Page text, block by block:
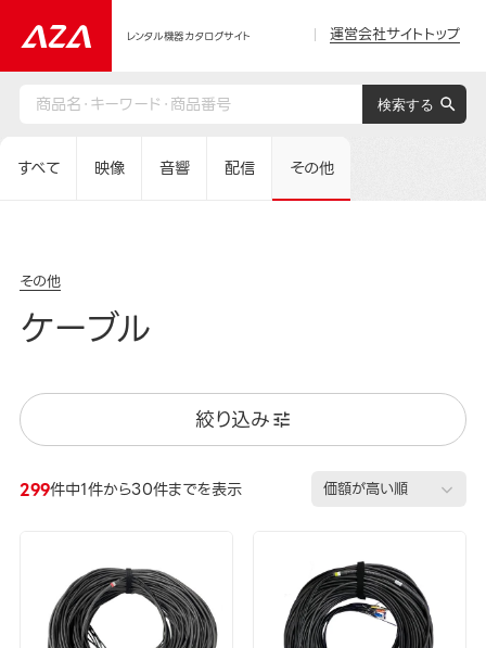
レンタル機器カタログサイト 運営会社サイトトップ
すべて 映像 音響 配信 その他
その他
ケーブル
絞り込み
299件中1件から30件までを表示